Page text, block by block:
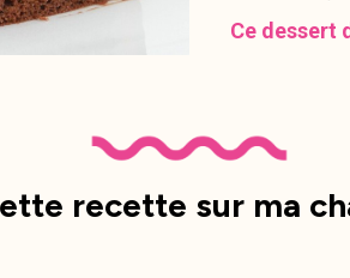
Ce dessert
recette sur ma